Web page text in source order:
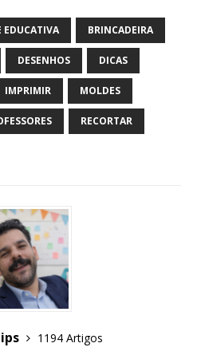
EDUCATIVA BRINCADEIRA
DESENHOS DICAS
IMPRIMIR MOLDES
RECORTAR
1194 Artigos